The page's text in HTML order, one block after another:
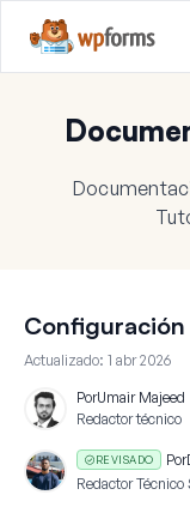
Actualizado: 1 abr 2026
PorUmair Majeed
Redactor técnico
REVISADO Por
Redactor Técnico